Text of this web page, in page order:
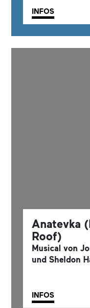
INFOS
Anatevka
Roof)
Musical von
und Sheldon
INFOS